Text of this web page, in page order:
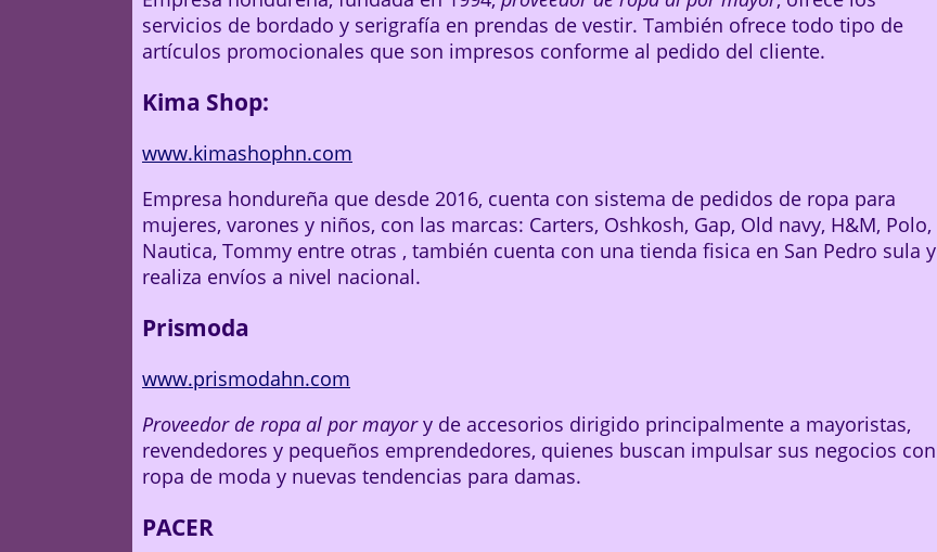
servicios de bordado y serigrafía en prendas de vestir. También ofrece todo tipo de
artículos promocionales que son impresos conforme al pedido del cliente.
Kima Shop:
www.kimashophn.com
Empresa hondureña que desde 2016, cuenta con sistema de pedidos de ropa para
mujeres, varones y niños, con las marcas: Carters, Oshkosh, Gap, Old navy, H&M, Polo,
Nautica, Tommy entre otras , también cuenta con una tienda fisica en San Pedro sula y
realiza envíos a nivel nacional.
Prismoda
www.prismodahn.com
Proveedor de ropa al por mayory de accesorios dirigido principalmente a mayoristas,
revendedores y pequeños emprendedores, quienes buscan impulsar sus negocios con
ropa de moda y nuevas tendencias para damas.
PACER